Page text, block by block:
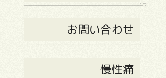
お問い合わせ
慢性痛